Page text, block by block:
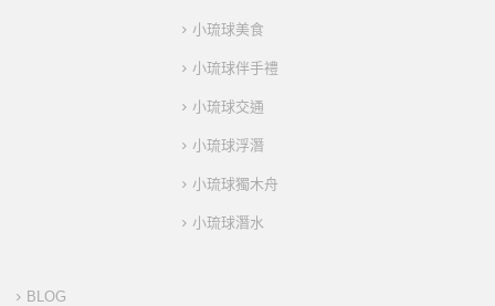
小琉球美食
小琉球伴手禮
小琉球交通
小琉球浮潛
小琉球獨木舟
小琉球潛水
BLOG